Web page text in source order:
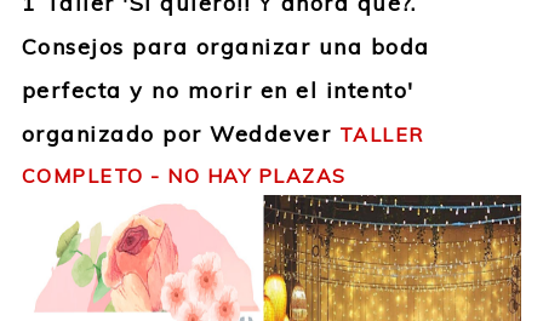
Consejos para organizar una boda
perfecta y no morir en el intento'
organizado por Weddever TALLER
COMPLETO - NO HAY PLAZAS